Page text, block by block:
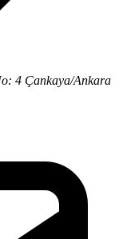
4 Çankaya/Ankara